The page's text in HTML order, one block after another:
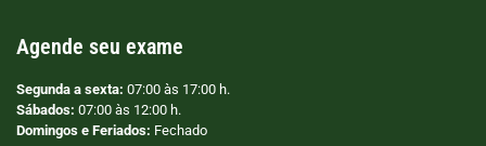
Agende seu exame
Segunda a sexta: 07:00 às 17:00 h.
Sábados: 07:00 às 12:00 h.
Domingos e Feriados: Fechado